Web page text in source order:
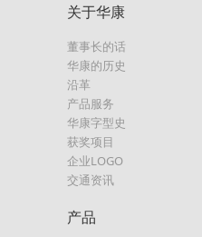
关于华康
董事长的话
华康的历史
沿革
产品服务
华康字型史
获奖项目
企业LOGO
交通资讯
产品